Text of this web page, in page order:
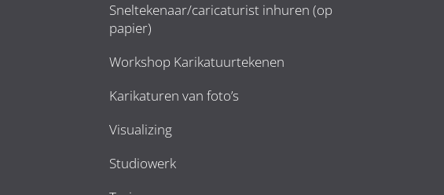
Sneltekenaar/caricaturist inhuren (op
papier)
Workshop Karikatuurtekenen
Karikaturen van foto’s
Visualizing
Studiowerk